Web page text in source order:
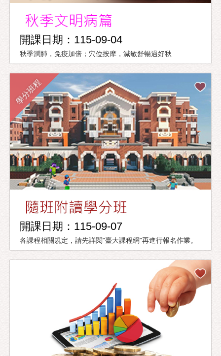
開課日期：115-09-04
秋季潤肺，免疫加倍；穴位按摩，減敏舒暢過好秋
學分班程
開課日期：115-09-07
各課程相關規定，請先詳閱"臺大課程網"再進行報名作業。